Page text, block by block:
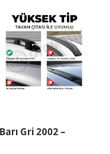
Gri 2002 –